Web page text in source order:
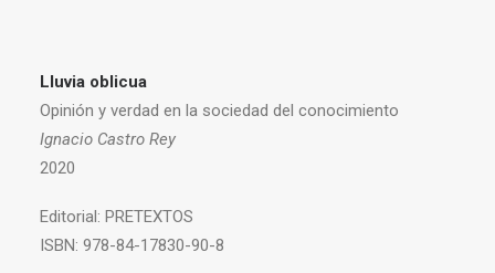
Lluvia oblicua
Opinión y verdad en la sociedad del conocimiento
Ignacio Castro Rey
2020
Editorial: PRETEXTOS
ISBN: 978-84-17830-90-8